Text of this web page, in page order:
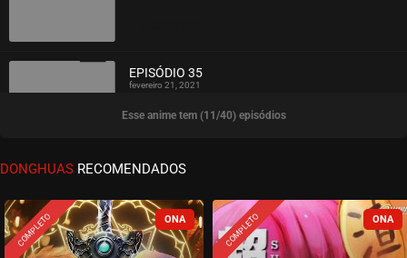
ASSISTIDO
EPISÓDIO 35
fevereiro 21, 2021
ASSISTIDO
EPISÓDIO 34
Esse anime tem (11/40) episódios
DONGHUAS RECOMENDADOS
COMPLETO COMPLETO